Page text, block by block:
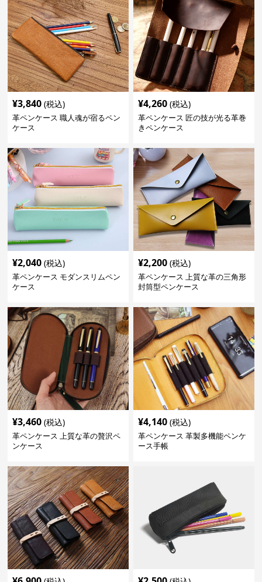
¥3,840 (税込)
革ペンケース 職人魂が宿るペン
ケース
¥4,260 (税込)
革ペンケース 匠の技が光る革巻
きペンケース
¥2,040 (税込)
革ペンケース モダンスリムペン
ケース
¥2,200 (税込)
革ペンケース 上質な革の三角形
封筒型ペンケース
¥3,460 (税込)
革ペンケース 上質な革の贅沢ペ
ンケース
¥4,140 (税込)
革ペンケース 革製多機能ペンケ
ース手帳